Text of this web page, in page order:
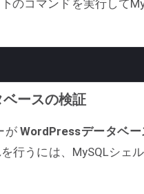
のコマンドを実行して
ースの検証
がWordPressデータベ
行うには、MySQLシェ